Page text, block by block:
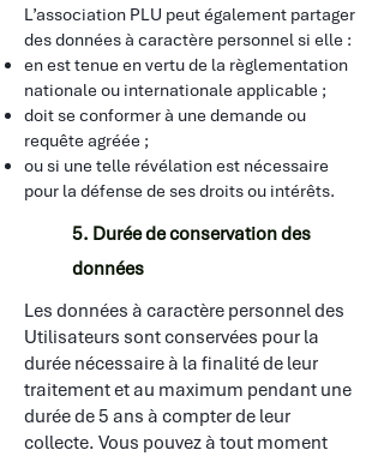
L’association PLU peut également partager
des données à caractère personnel si elle :​
en est tenue en vertu de la règlementation
nationale ou internationale applicable ;
doit se conformer à une demande ou
requête agréée ;
ou si une telle révélation est nécessaire
pour la défense de ses droits ou intérêts.
5. Durée de conservation des
données
Les données à caractère personnel des
Utilisateurs sont conservées pour la
durée nécessaire à la finalité de leur
traitement et au maximum pendant une
durée de 5 ans à compter de leur
collecte. Vous pouvez à tout moment